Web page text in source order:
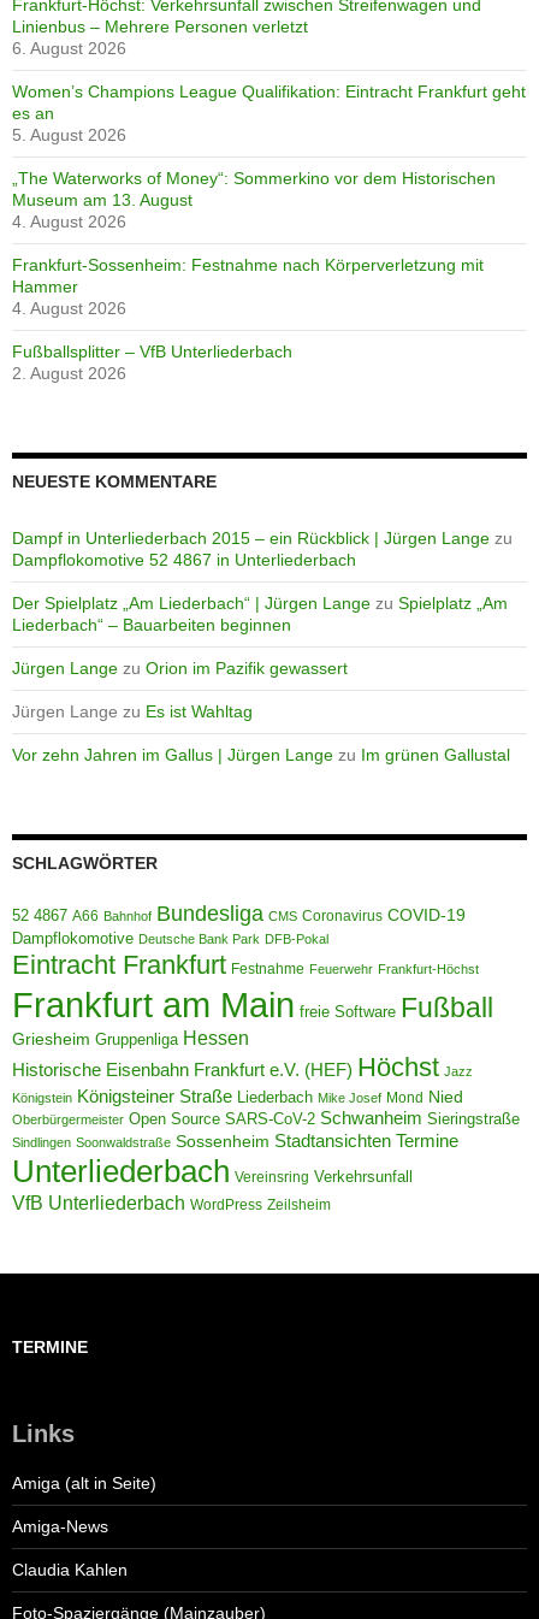
Frankfurt-Höchst: Verkehrsunfall zwischen Streifenwagen und
Linienbus – Mehrere Personen verletzt
6. August 2026
Women’s Champions League Qualifikation: Eintracht Frankfurt geht
es an
5. August 2026
„The Waterworks of Money“: Sommerkino vor dem Historischen
Museum am 13. August
4. August 2026
Frankfurt-Sossenheim: Festnahme nach Körperverletzung mit
Hammer
4. August 2026
Fußballsplitter – VfB Unterliederbach
2. August 2026
NEUESTE KOMMENTARE
Dampf in Unterliederbach 2015 – ein Rückblick | Jürgen Lange zu
Dampflokomotive 52 4867 in Unterliederbach
Der Spielplatz „Am Liederbach“ | Jürgen Lange zu Spielplatz „Am
Liederbach“ – Bauarbeiten beginnen
Jürgen Lange zu Orion im Pazifik gewassert
Jürgen Lange zu Es ist Wahltag
Vor zehn Jahren im Gallus | Jürgen Lange zu Im grünen Gallustal
SCHLAGWÖRTER
52 4867 A66 Bahnhof Bundesliga CMS Coronavirus COVID-19
Dampflokomotive Deutsche Bank Park DFB-Pokal
Eintracht Frankfurt Festnahme Feuerwehr Frankfurt-Höchst
Frankfurt am Main freie Software Fußball
Griesheim Gruppenliga Hessen
Historische Eisenbahn Frankfurt e.V. (HEF) Höchst Jazz
Königstein Königsteiner Straße Liederbach Mike Josef Mond Nied
Oberbürgermeister Open Source SARS-CoV-2 Schwanheim Sieringstraße
Sindlingen Soonwaldstraße Sossenheim Stadtansichten Termine
Unterliederbach Vereinsring Verkehrsunfall
VfB Unterliederbach WordPress Zeilsheim
TERMINE
Links
Amiga (alt in Seite)
Amiga-News
Claudia Kahlen
Foto-Spaziergänge (Mainzauber)